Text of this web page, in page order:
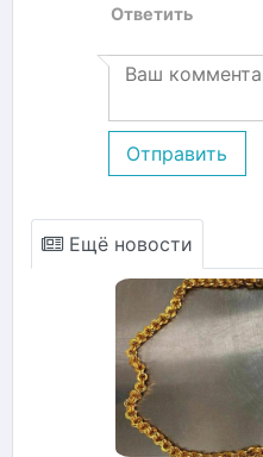
Ответить
Отправить
Ещё новости